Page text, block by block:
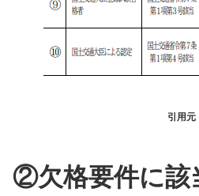
引用
②欠格要件に該